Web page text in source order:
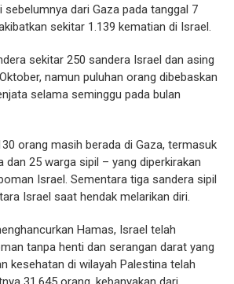
sebelumnya dari Gaza pada tanggal 7
sekitar 1.139 kematian di Israel.
sekitar 250 sandera Israel dan asing
namun puluhan orang dibebaskan
selama seminggu pada bulan
orang masih berada di Gaza, termasuk
dan 25 warga sipil – yang diperkirakan
Israel. Sementara tiga sandera sipil
Israel saat hendak melarikan diri.
Hamas, Israel telah
tanpa henti dan serangan darat yang
kesehatan di wilayah Palestina telah